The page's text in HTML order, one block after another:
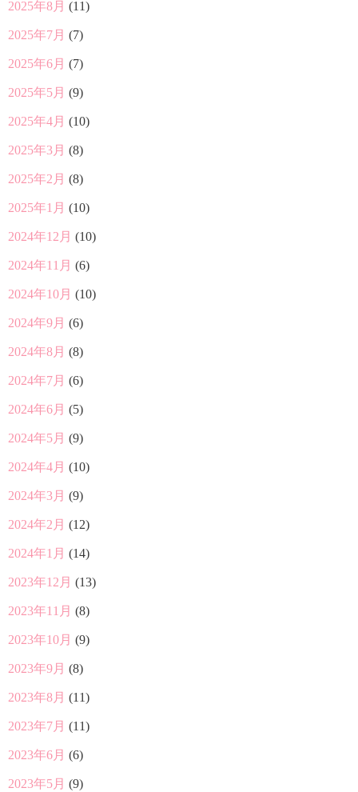
2025年8月 (11)
2025年7月 (7)
2025年6月 (7)
2025年5月 (9)
2025年4月 (10)
2025年3月 (8)
2025年2月 (8)
2025年1月 (10)
2024年12月 (10)
2024年11月 (6)
2024年10月 (10)
2024年9月 (6)
2024年8月 (8)
2024年7月 (6)
2024年6月 (5)
2024年5月 (9)
2024年4月 (10)
2024年3月 (9)
2024年2月 (12)
2024年1月 (14)
2023年12月 (13)
2023年11月 (8)
2023年10月 (9)
2023年9月 (8)
2023年8月 (11)
2023年7月 (11)
2023年6月 (6)
2023年5月 (9)